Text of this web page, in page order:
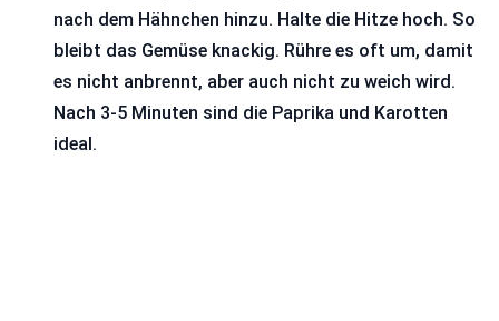
nach dem Hähnchen hinzu. Halte die Hitze hoch. So
bleibt das Gemüse knackig. Rühre es oft um, damit
es nicht anbrennt, aber auch nicht zu weich wird.
Nach 3-5 Minuten sind die Paprika und Karotten
ideal.